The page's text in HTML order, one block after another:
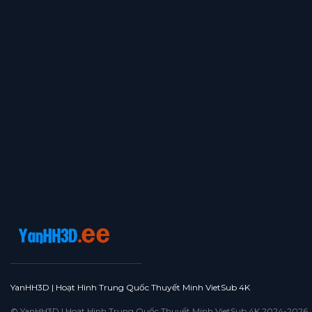
YanHH3D | Hoạt Hình Trung Quốc Thuyết Minh VietSub 4K